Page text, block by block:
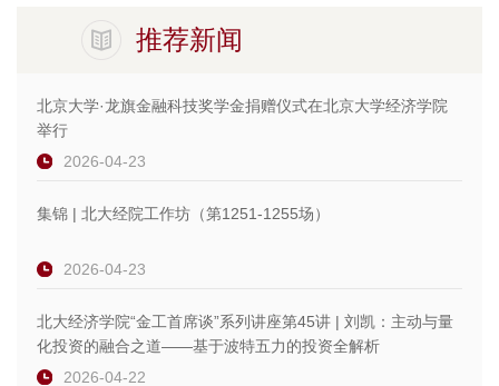
推荐新闻
北京大学·龙旗金融科技奖学金捐赠仪式在北京大学经济学院
举行
2026-04-23
集锦 | 北大经院工作坊（第1251-1255场）
2026-04-23
北大经济学院“金工首席谈”系列讲座第45讲 | 刘凯：主动与量
化投资的融合之道——基于波特五力的投资全解析
2026-04-22